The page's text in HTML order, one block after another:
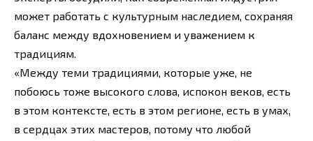
может работать с культурным наследием, сохраняя
баланс между вдохновением и уважением к
традициям.
«Между теми традициями, которые уже, не
побоюсь тоже высокого слова, испокон веков, есть
в этом контексте, есть в этом регионе, есть в умах,
в сердцах этих мастеров, потому что любой